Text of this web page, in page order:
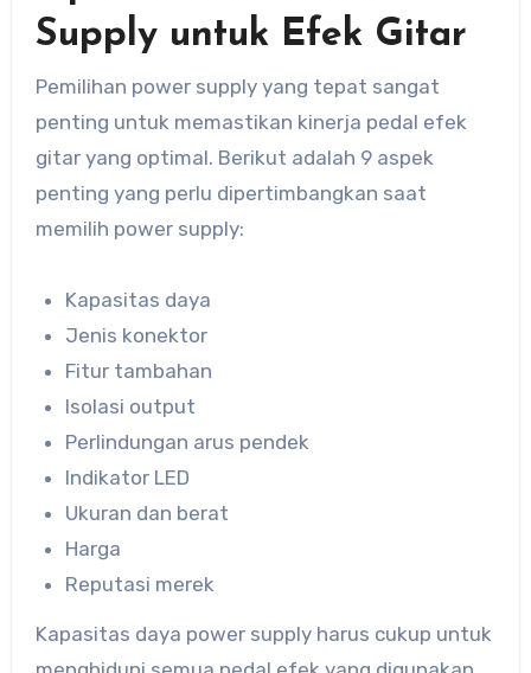
Supply untuk Efek Gitar
Pemilihan power supply yang tepat sangat
penting untuk memastikan kinerja pedal efek
gitar yang optimal. Berikut adalah 9 aspek
penting yang perlu dipertimbangkan saat
memilih power supply:
Kapasitas daya
Jenis konektor
Fitur tambahan
Isolasi output
Perlindungan arus pendek
Indikator LED
Ukuran dan berat
Harga
Reputasi merek
Kapasitas daya power supply harus cukup untuk